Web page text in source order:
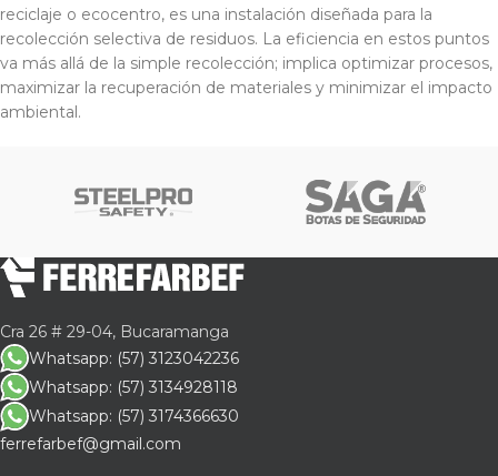
reciclaje o ecocentro, es una instalación diseñada para la
recolección selectiva de residuos. La eficiencia en estos puntos
va más allá de la simple recolección; implica optimizar procesos,
maximizar la recuperación de materiales y minimizar el impacto
ambiental.
Cra 26 # 29-04, Bucaramanga
Whatsapp: (57) 3123042236
Whatsapp: (57) 3134928118
Whatsapp: (57) 3174366630
ferrefarbef@gmail.com